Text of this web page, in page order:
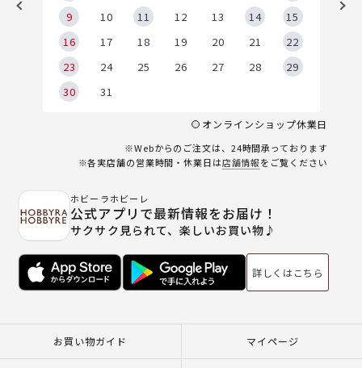
9
10 11 12 13 14
15
16
17 18 19 20 21
22
23
24 25 26 27 28
29
30
31
オンラインショップ休業日
※Webからのご注文は、24時間承っております
※各実店舗の営業時間・休業日は店舗情報をご覧ください
ホビーラホビーレ
公式アプリで最新情報をお届け！
サクサク見られて、楽しいお買い物♪
詳しくはこちら
お買い物ガイド マイページ